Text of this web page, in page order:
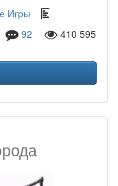
Игры
92 410 595